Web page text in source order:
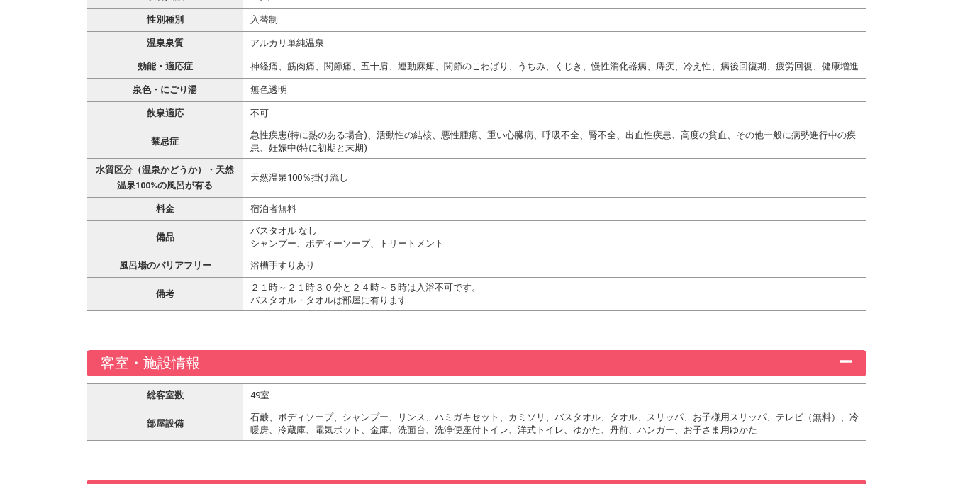
性別種別 入替制
温泉泉質 アルカリ単純温泉
効能・適応症 神経痛、筋肉痛、関節痛、五十肩、運動麻痺、関節のこわばり、うちみ、くじき、慢性消化器病、痔疾、冷え性、病後回復期、疲労回復、健康増進
泉色・にごり湯 無色透明
飲泉適応 不可
禁忌症
急性疾患(特に熱のある場合)、活動性の結核、悪性腫瘍、重い心臓病、呼吸不全、腎不全、出血性疾患、高度の貧血、その他一般に病勢進行中の疾
患、妊娠中(特に初期と末期)
水質区分（温泉かどうか）・天然
温泉100%の風呂が有る
天然温泉100％掛け流し
料金 宿泊者無料
備品
バスタオル なし
シャンプー、ボディーソープ、トリートメント
風呂場のバリアフリー 浴槽手すりあり
備考
２１時～２１時３０分と２４時～５時は入浴不可です。
バスタオル・タオルは部屋に有ります
客室・施設情報
総客室数 49室
部屋設備
石鹸、ボディソープ、シャンプー、リンス、ハミガキセット、カミソリ、バスタオル、タオル、スリッパ、お子様用スリッパ、テレビ（無料）、冷
暖房、冷蔵庫、電気ポット、金庫、洗面台、洗浄便座付トイレ、洋式トイレ、ゆかた、丹前、ハンガー、お子さま用ゆかた